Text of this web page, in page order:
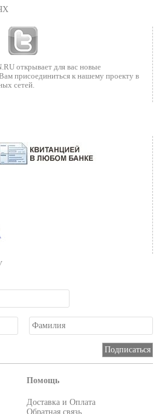
открывает для вас новые
присоединиться к нашему проекту в
сетей.
Помощь
Доставка и Оплата
Обратная связь